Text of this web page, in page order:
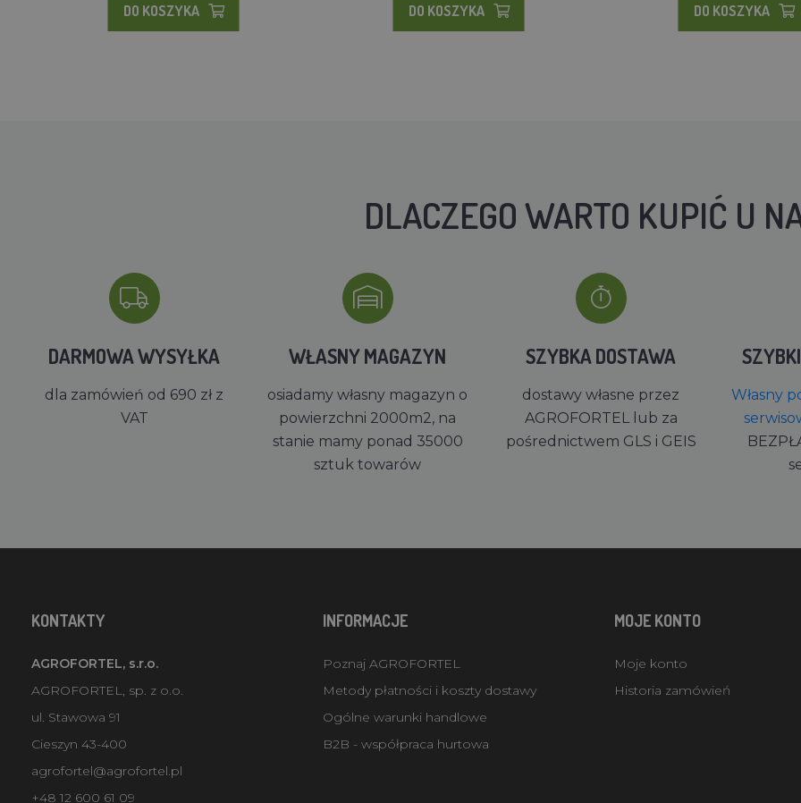
DO KOSZYKA DO KOSZYKA DO KOSZYKA
DLACZEGO WARTO KUPIĆ U
DARMOWA WYSYŁKA
dla zamówień od 690 zł z
VAT
WŁASNY MAGAZYN
osiadamy własny magazyn o
powierzchni 2000m2, na
stanie mamy ponad 35000
sztuk towarów
SZYBKA DOSTAWA
dostawy własne przez
AGROFORTEL lub za
pośrednictwem GLS i GEIS
Własny
KONTAKTY
AGROFORTEL, s.r.o.
AGROFORTEL, sp. z o.o.
ul. Stawowa 91
Cieszyn 43-400
agrofortel@agrofortel.pl
+48 12 600 61 09
INFORMACJE
Poznaj AGROFORTEL
Metody płatności i koszty dostawy
Ogólne warunki handlowe
B2B - współpraca hurtowa
MOJE KONTO
Moje konto
Historia zamówień